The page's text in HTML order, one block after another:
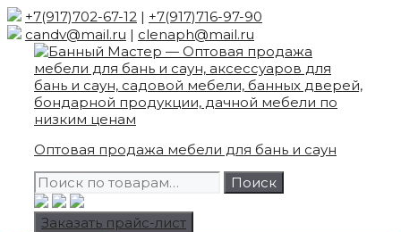
Skip
to
content
+7(917)702-67-12 | +7(917)716-97-90
candv@mail.ru | clenaph@mail.ru
Оптовая продажа мебели для бань и саун
Искать:
Поиск
Заказать прайс-лист